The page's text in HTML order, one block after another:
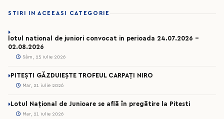
STIRI IN ACEEASI CATEGORIE
lotul national de juniori convocat in perioada 24.07.2026 –
02.08.2026
Sâm, 25 iulie 2026
PITEȘTI GĂZDUIEȘTE TROFEUL CARPAȚI NIRO
Mar, 21 iulie 2026
Lotul Național de Junioare se află în pregătire la Pitesti
Mar, 21 iulie 2026